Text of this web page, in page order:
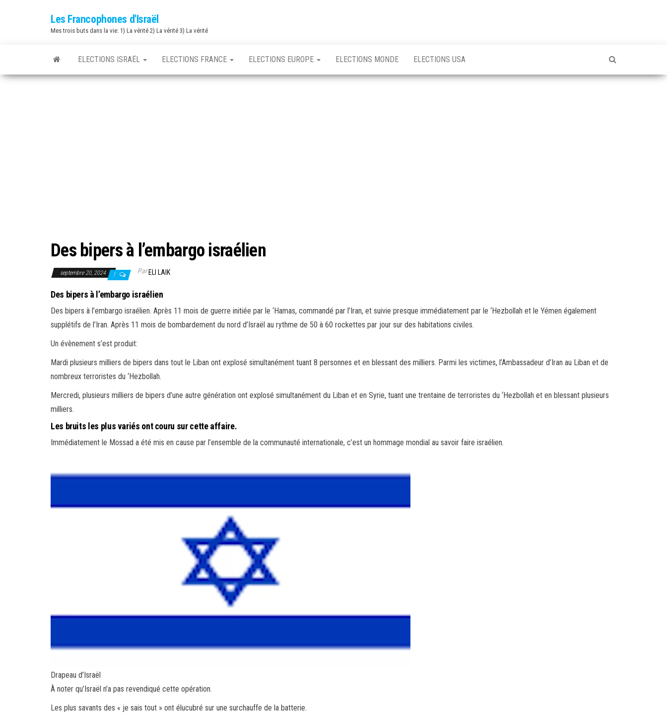
Les Francophones d'Israël
Mes trois buts dans la vie: 1) La vérité 2) La vérité 3) La vérité
ELECTIONS ISRAËL ELECTIONS FRANCE ELECTIONS EUROPE ELECTIONS MONDE ELECTIONS USA
Des bipers à l’embargo israélien
septembre 20, 2024 1 ParELI LAIK
Des bipers à l’embargo israélien
Des bipers à l’embargo israélien. Après 11 mois de guerre initiée par le ‘Hamas, commandé par l’Iran, et suivie presque immédiatement par le ‘Hezbollah et le Yémen également
supplétifs de l’Iran. Après 11 mois de bombardement du nord d’Israël au rythme de 50 à 60 rockettes par jour sur des habitations civiles.
Un évènement s’est produit:
Mardi plusieurs milliers de bipers dans tout le Liban ont explosé simultanément tuant 8 personnes et en blessant des milliers. Parmi les victimes, l’Ambassadeur d’Iran au Liban et de
nombreux terroristes du ‘Hezbollah.
Mercredi, plusieurs milliers de bipers d’une autre génération ont explosé simultanément du Liban et en Syrie, tuant une trentaine de terroristes du ‘Hezbollah et en blessant plusieurs
milliers.
Les bruits les plus variés ont couru sur cette affaire.
Immédiatement le Mossad a été mis en cause par l’ensemble de la communauté internationale, c’est un hommage mondial au savoir faire israélien.
Drapeau d’Israël
À noter qu’Israël n’a pas revendiqué cette opération.
Les plus savants des « je sais tout » ont élucubré sur une surchauffe de la batterie.